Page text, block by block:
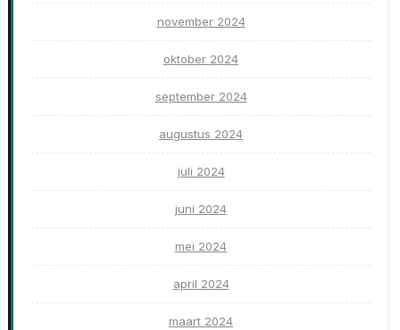
november 2024
oktober 2024
september 2024
augustus 2024
juli 2024
juni 2024
mei 2024
april 2024
maart 2024